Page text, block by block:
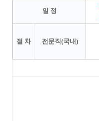
일 정
절 차 전문직(국내)